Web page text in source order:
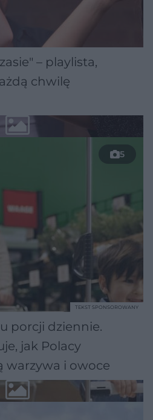
– playlista,
chwilę
5
porcji dziennie.
jak Polacy
warzywa i owoce
TEKST SPONSOROWANY